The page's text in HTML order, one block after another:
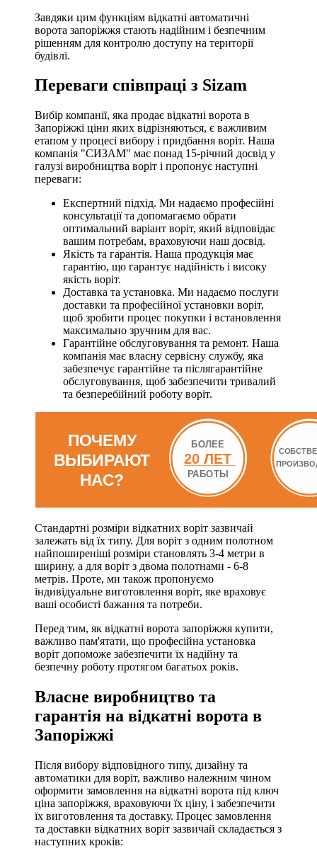
Завдяки цим функціям відкатні автоматичні
ворота запоріжжя стають надійним і безпечним
рішенням для контролю доступу на території
будівлі.
Переваги співпраці з Sizam
Вибір компанії, яка продає відкатні ворота в
Запоріжжі ціни яких відрізняються, є важливим
етапом у процесі вибору і придбання воріт. Наша
компанія "СИЗАМ" має понад 15-річний досвід у
галузі виробництва воріт і пропонує наступні
переваги:
Експертний підхід. Ми надаємо професійні
консультації та допомагаємо обрати
оптимальний варіант воріт, який відповідає
вашим потребам, враховуючи наш досвід.
Якість та гарантія. Наша продукція має
гарантію, що гарантує надійність і високу
якість воріт.
Доставка та установка. Ми надаємо послуги
доставки та професійної установки воріт,
щоб зробити процес покупки і встановлення
максимально зручним для вас.
Гарантійне обслуговування та ремонт. Наша
компанія має власну сервісну службу, яка
забезпечує гарантійне та післягарантійне
обслуговування, щоб забезпечити тривалий
та безперебійний роботу воріт.
Стандартні розміри відкатних воріт зазвичай
залежать від їх типу. Для воріт з одним полотном
найпоширеніші розміри становлять 3-4 метри в
ширину, а для воріт з двома полотнами - 6-8
метрів. Проте, ми також пропонуємо
індивідуальне виготовлення воріт, яке враховує
ваші особисті бажання та потреби.
Перед тим, як відкатні ворота запоріжжя купити,
важливо пам'ятати, що професійна установка
воріт допоможе забезпечити їх надійну та
безпечну роботу протягом багатьох років.
Власне виробництво та
гарантія на відкатні ворота в
Запоріжжі
Після вибору відповідного типу, дизайну та
автоматики для воріт, важливо належним чином
оформити замовлення на відкатні ворота під ключ
ціна запоріжжя, враховуючи їх ціну, і забезпечити
їх виготовлення та доставку. Процес замовлення
та доставки відкатних воріт зазвичай складається з
наступних кроків: